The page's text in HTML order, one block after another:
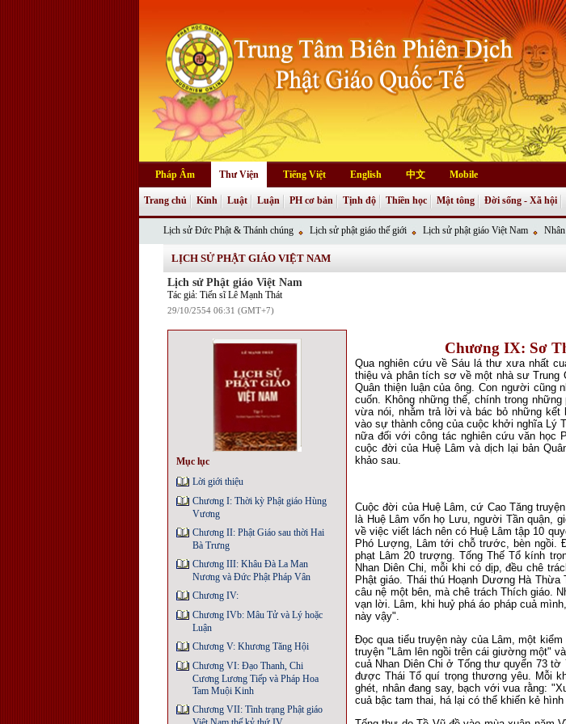
Pháp Âm Thư Viện Tiếng Việt English 中文 Mobile
Trang chủ Kinh Luật Luận PH cơ bản Tịnh độ Thiền học Mật tông Đời sống - Xã hội
Lịch sử Đức Phật & Thánh chúng Lịch sử phật giáo thế giới Lịch sử phật giáo Việt Nam
LỊCH SỬ PHẬT GIÁO VIỆT NAM
Lịch sử Phật giáo Việt Nam
Tác giả: Tiến sĩ Lê Mạnh Thát
29/10/2554 06:31 (GMT+7)
Mục lục
Lời giới thiệu
Chương I: Thời kỳ Phật giáo Hùng
Vương
Chương II: Phật Giáo sau thời Hai
Bà Trưng
Chương III: Khâu Đà La Man
Nương và Đức Phật Pháp Vân
Chương IV:
Chương IVb: Mâu Tử và Lý hoặc
Luận
Chương V: Khương Tăng Hội
Chương VI: Đạo Thanh, Chi
Cương Lương Tiếp và Pháp Hoa
Tam Muội Kinh
Chương VII: Tình trạng Phật giáo
Chương IX: Sơ
Qua nghiên cứu về Sáu lá thư xưa nhất
thiệu và phân tích sơ về một nhà sư
Quân thiện luận của ông. Con người cũng
cuốn. Không những thế, chính trong
vừa nói, nhằm trả lời và bác bỏ những kết
vào sự thành công của cuộc khởi nghĩa Lý
nữa đối với công tác nghiên cứu văn học
cuộc đời của Huệ Lâm và dịch lại bản
khảo sau.
Cuộc đời của Huệ Lâm, cứ Cao Tăng
là Huệ Lâm vốn họ Lưu, người Tần quận,
về việc viết lách nên có Huệ Lâm tập 10
Phó Lượng, Lâm tới chỗ trước, bèn ngồi.
phạt Lâm 20 trượng. Tống Thế Tổ kính
Nhan Diên Chi, mỗi khi có dịp, đều chê
Phật giáo. Thái thú Hoạnh Dương Hà
câu nệ một bên, mà chê trách Thích giáo.
vạn lời. Lâm, khi huỷ phá áo pháp cuả
này vậy".
Đọc qua tiểu truyện này của Lâm, một
truyện "Lâm lên ngồi trên cái giường một"
cuả Nhan Diên Chi ở Tống thư quyển 73
được Thái Tổ quí trọng thương yêu. Mỗi
ghét, nhân đang say, bạch với vua rằng:
cuả bậc tam thai, há lại có thể khiến kẻ